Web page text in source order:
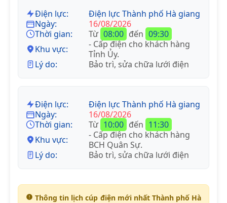
Điện lực:
Điện lực Thành phố Hà giang
Ngày:
16/08/2026
Thời gian:
Từ 08:00 đến 09:30
Khu vực:
- Cấp điện cho khách hàng
Tỉnh Ủy.
Lý do:
Bảo trì, sửa chữa lưới điện
Điện lực:
Điện lực Thành phố Hà giang
Ngày:
16/08/2026
Thời gian:
Từ 10:00 đến 11:30
Khu vực:
- Cấp điện cho khách hàng
BCH Quân Sự.
Lý do:
Bảo trì, sửa chữa lưới điện
Thông tin lịch cúp điện mới nhất Thành phố Hà